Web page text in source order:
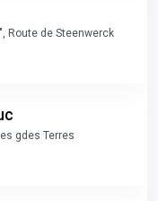
Route de Steenwerck
gdes Terres